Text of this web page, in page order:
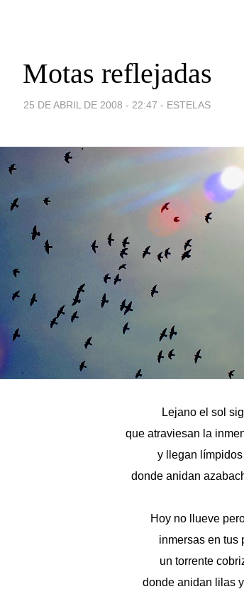
Motas reflejadas
25 DE ABRIL DE 2008 - 22:47 - ESTELAS
Lejano el sol
que atraviesan la
y llegan
donde anidan
Hoy no llueve
inmersas en tus
un torrente
donde anidan lilas